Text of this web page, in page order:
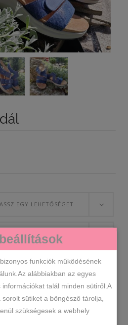
EGY LEHETŐSÉGET
EGY LEHETŐSÉGET
funkciók működésének
alábbiakban az egyes
talál minden sütiről.A
sütiket a böngésző tárolja,
szükségesek a webhely